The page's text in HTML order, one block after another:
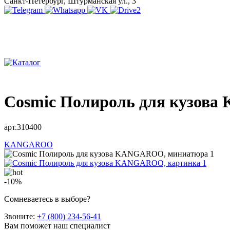
Cosmic Полироль для кузова
арт.310400
KANGAROO
-10%
Сомневаетесь в выборе?
Звоните: +7 (800) 234-56-41
Вам поможет наш специалист